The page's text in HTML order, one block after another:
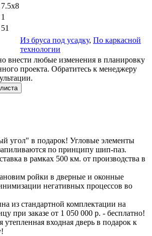
7.5х8
1
51
Из бруса под усадку, По каркасной
технологии
внести любые изменения в планировку
проекта. Обратитесь к менеджеру
угол" в подарок! Угловые элементы
по принципу шип-паз.
в рамках 500 км. от производства в
ройки в дверные и оконные
негативных процессов во
из стандартной комплектации на
при заказе от 1 050 000 р. - бесплатно!
утепленная входная дверь в подарок к